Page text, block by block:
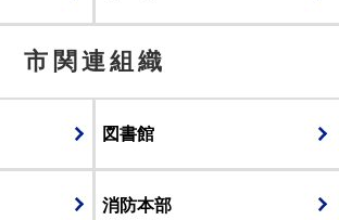
市関連組織
図書館
消防本部